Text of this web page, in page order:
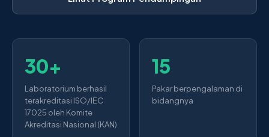
30+
Laboratorium berhasil
terakreditasi ISO/IEC
17025 oleh Komite
Akreditasi Nasional (KAN)
15
Pakar berpengalaman di
bidangnya